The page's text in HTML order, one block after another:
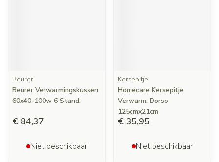
Beurer
Beurer Verwarmingskussen
60x40-100w 6 Stand.
€ 84,37
Niet beschikbaar
Kersepitje
Homecare Kersepitje
Verwarm. Dorso
125cmx21cm
€ 35,95
Niet beschikbaar